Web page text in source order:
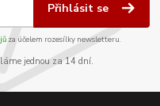
Přihlásit se
za účelem rozesílky newsletteru.
jednou za 14 dní.